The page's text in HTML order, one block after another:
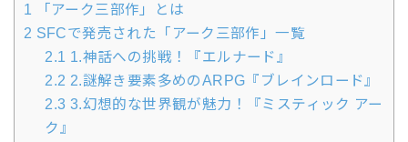
1 「アーク三部作」とは
2 SFCで発売された「アーク三部作」一覧
2.1 1.神話への挑戦！『エルナード』
2.2 2.謎解き要素多めのARPG『ブレインロード』
2.3 3.幻想的な世界観が魅力！『ミスティック アー
ク』